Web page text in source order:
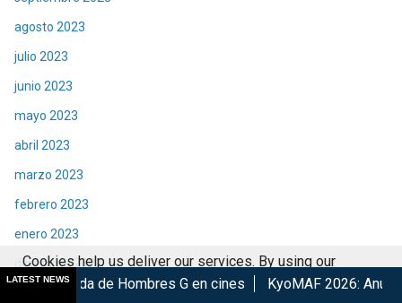
agosto 2023
julio 2023
junio 2023
mayo 2023
abril 2023
marzo 2023
febrero 2023
enero 2023
diciembre 2022
noviembre 2022
LATEST NEWS
Hombres G en cines KyoMAF 2026: Anuncian
Cookies help us deliver our services. By using our
services, you agree to our use of cookies.
Got it